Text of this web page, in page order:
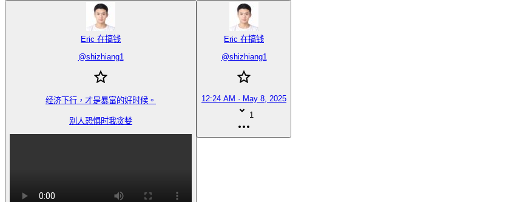
Eric 在搞钱
@shizhiang1
经济下行，才是暴富的好时候。
别人恐惧时我贪婪
Eric 在搞钱
@shizhiang1
12:24 AM · May 8, 2025
1